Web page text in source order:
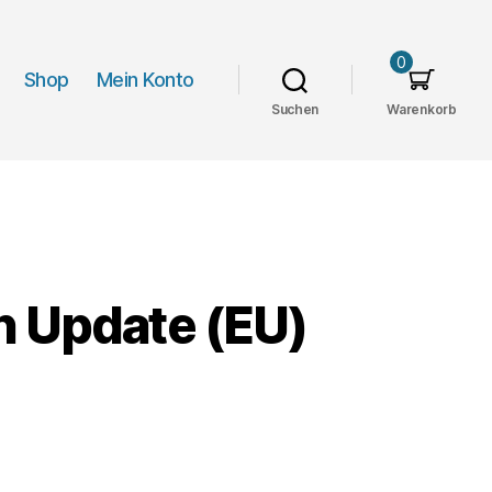
Shop Mein Konto
Suchen Warenkorb
0
Update (EU)